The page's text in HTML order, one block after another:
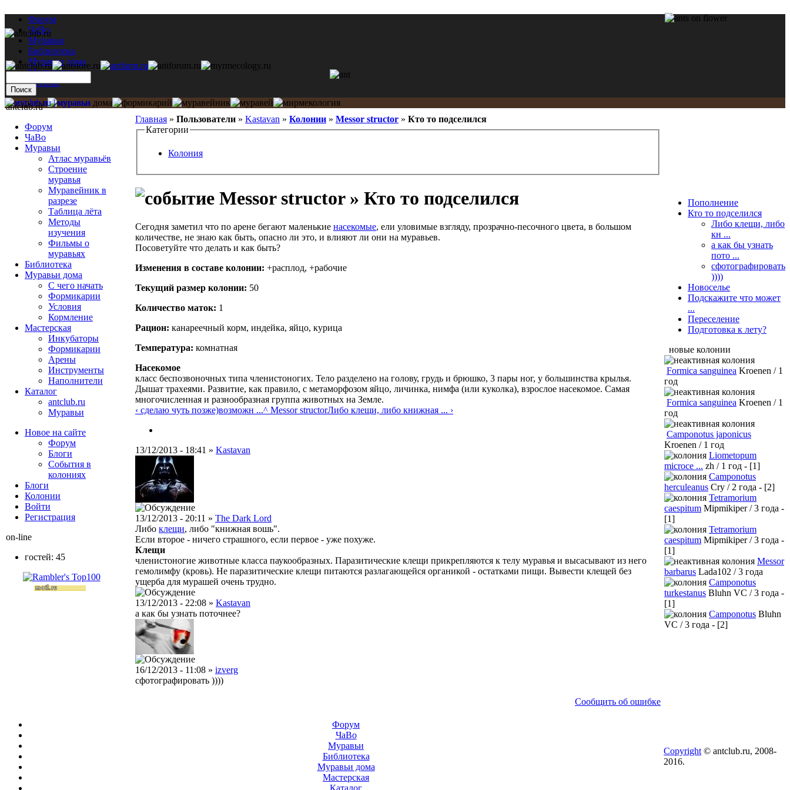
Форум
ЧаВо
Муравьи
Библиотека
Муравьи дома
Мастерская
Каталог
Главная » Пользователи » Kastavan » Колонии » Messor structor » Кто то подселился
Категории
Колония
Messor structor » Кто то подселился
Сегодня заметил что по арене бегают маленькие насекомые, ели уловимые взгляду, прозрачно-песочного цвета, в большом
количестве, не знаю как быть, опасно ли это, и влияют ли они на муравьев.
Посоветуйте что делать и как быть?
Изменения в составе кoлонии: +расплод, +рабочие
Текущий размер кoлонии: 50
Количество маток: 1
Рацион: канареечный корм, индейка, яйцо, курица
Температура: комнатная
Насекомое
класс беспозвоночных типа членистоногих. Тело разделено на голову, грудь и брюшко, 3 пары ног, у большинства крылья.
Дышат трахеями. Развитие, как правило, с метаморфозом яйцо, личинка, нимфа (или куколка), взрослое насекомое. Самая
многочисленная и разнообразная группа животных на Земле.
‹ сделаю чуть позже)возможн ...^ Messor structorЛибо клещи, либо книжная ... ›
13/12/2013 - 18:41 » Kastavan
13/12/2013 - 20:11 » The Dark Lord
Либо клещи, либо "книжная вошь".
Если второе - ничего страшного, если первое - уже похуже.
Клещи
членистоногие животные класса паукообразных. Паразитические клещи прикрепляются к телу муравья и высасывают из него
гемолимфу (кровь). Не паразитические клещи питаются разлагающейся органикой - остатками пищи. Вывести клещей без
ущерба для мурашей очень трудно.
13/12/2013 - 22:08 » Kastavan
а как бы узнать поточнее?
16/12/2013 - 11:08 » izverg
сфотографировать ))))
Сообщить об ошибке
antclub.ru
Форум
ЧаВо
Муравьи
Атлас муравьёв
Строение
муравья
Муравейник в
разрезе
Таблица лёта
Методы
изучения
Фильмы о
муравьях
Библиотека
Муравьи дома
С чего начать
Формикарии
Условия
Кормление
Мастерская
Инкубаторы
Формикарии
Арены
Инструменты
Наполнители
Каталог
antclub.ru
Муравьи
Новое на сайте
Форум
Блоги
События в
колониях
Блоги
Колонии
Войти
Peгиcтpaция
on-line
гостей: 45
Пополнение
Кто то подселился
Либо клещи, либо
кн ...
а как бы узнать
пото ...
сфотографировать
))))
Новоселье
Подскажите что может
...
Переселение
Подготовка к лету?
новые колонии
Formica sanguinea Kroenen / 1
год
Formica sanguinea Kroenen / 1
год
Camponotus japonicus
Kroenen / 1 год
Liometopum
microce ... zh / 1 год - [1]
Camponotus
herculeanus Cry / 2 года - [2]
Tetramorium
caespitum Mipmikiper / 3 года -
[1]
Tetramorium
caespitum Mipmikiper / 3 года -
[1]
Messor
barbarus Lada102 / 3 года
Camponotus
turkestanus Bluhn VC / 3 года -
[1]
Camponotus Bluhn
VC / 3 года - [2]
Форум
ЧаВо
Муравьи
Библиотека
Муравьи дома
Мастерская
Каталог
Copyright © antclub.ru, 2008-
2016.